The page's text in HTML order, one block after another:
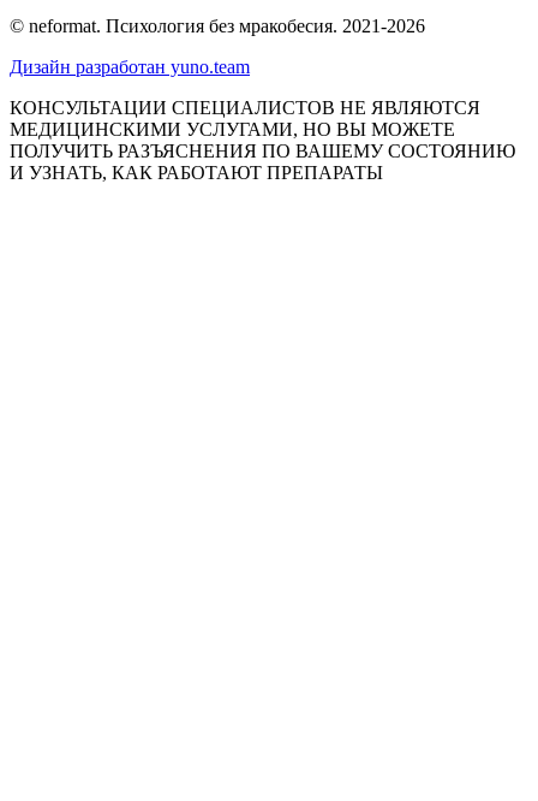
© neformat. Психология без мракобесия. 2021-2026
Дизайн разработан yuno.team
КОНСУЛЬТАЦИИ СПЕЦИАЛИСТОВ НЕ ЯВЛЯЮТСЯ
МЕДИЦИНСКИМИ УСЛУГАМИ, НО ВЫ МОЖЕТЕ
ПОЛУЧИТЬ РАЗЪЯСНЕНИЯ ПО ВАШЕМУ СОСТОЯНИЮ
И УЗНАТЬ, КАК РАБОТАЮТ ПРЕПАРАТЫ